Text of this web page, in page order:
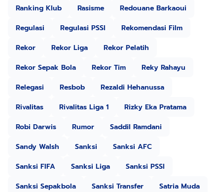
Ranking Klub
Rasisme
Redouane Barkaoui
Regulasi
Regulasi PSSI
Rekomendasi Film
Rekor
Rekor Liga
Rekor Pelatih
Rekor Sepak Bola
Rekor Tim
Reky Rahayu
Relegasi
Resbob
Rezaldi Hehanussa
Rivalitas
Rivalitas Liga 1
Rizky Eka Pratama
Robi Darwis
Rumor
Saddil Ramdani
Sandy Walsh
Sanksi
Sanksi AFC
Sanksi FIFA
Sanksi Liga
Sanksi PSSI
Sanksi Sepakbola
Sanksi Transfer
Satria Muda